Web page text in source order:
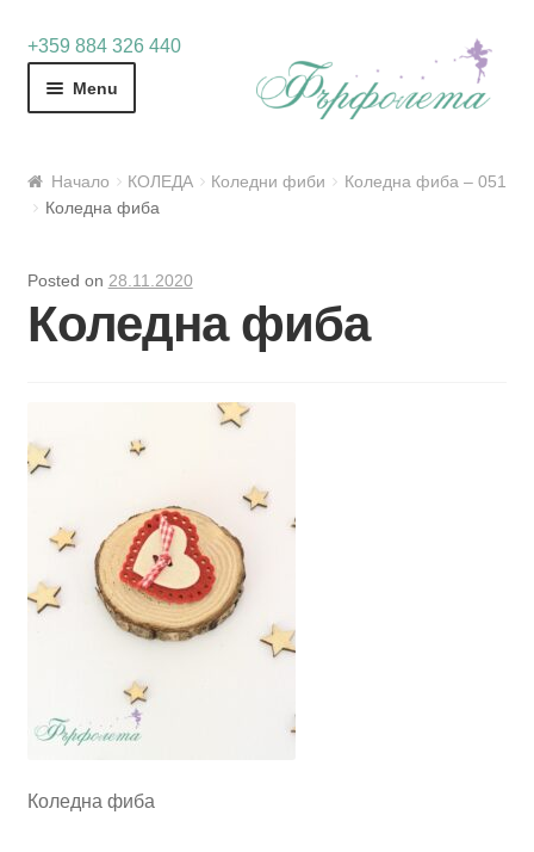
+359 884 326 440
Skip
Skip
Menu
Начало КОЛЕДА Коледни фиби
Коледна фиба – 051
Коледна фиба
Posted on 28.11.2020
Коледна фиба
Коледна фиба